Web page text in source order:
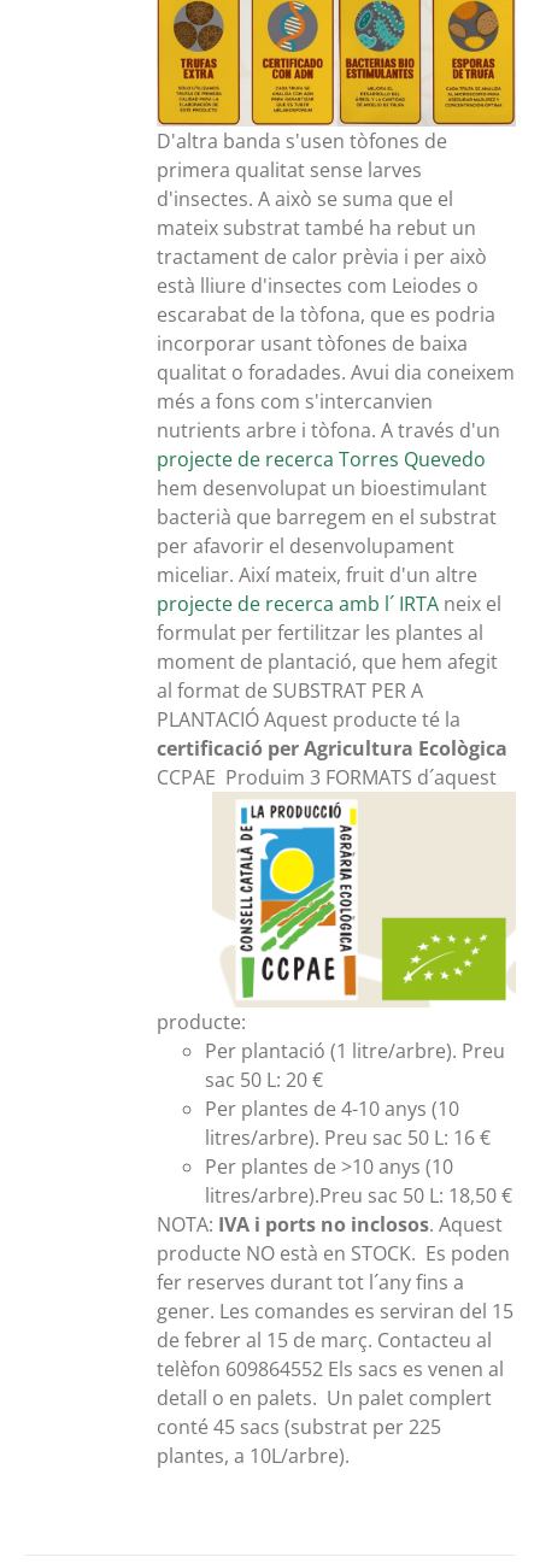
D'altra banda s'usen tòfones de
primera qualitat sense larves
d'insectes. A això se suma que el
mateix substrat també ha rebut un
tractament de calor prèvia i per això
està lliure d'insectes com Leiodes o
escarabat de la tòfona, que es podria
incorporar usant tòfones de baixa
qualitat o foradades. Avui dia coneixem
més a fons com s'intercanvien
nutrients arbre i tòfona. A través d'un
projecte de recerca Torres Quevedo
hem desenvolupat un bioestimulant
bacterià que barregem en el substrat
per afavorir el desenvolupament
miceliar. Així mateix, fruit d'un altre
projecte de recerca amb l´ IRTA neix el
formulat per fertilitzar les plantes al
moment de plantació, que hem afegit
al format de SUBSTRAT PER A
PLANTACIÓ Aquest producte té la
certificació per Agricultura Ecològica
CCPAE Produim 3 FORMATS d´aquest
producte:
Per plantació (1 litre/arbre). Preu
sac 50 L: 20 €
Per plantes de 4-10 anys (10
litres/arbre). Preu sac 50 L: 16 €
Per plantes de >10 anys (10
litres/arbre).Preu sac 50 L: 18,50 €
NOTA: IVA i ports no inclosos. Aquest
producte NO està en STOCK. Es poden
fer reserves durant tot l´any fins a
gener. Les comandes es serviran del 15
de febrer al 15 de març. Contacteu al
telèfon 609864552 Els sacs es venen al
detall o en palets. Un palet complert
conté 45 sacs (substrat per 225
plantes, a 10L/arbre).